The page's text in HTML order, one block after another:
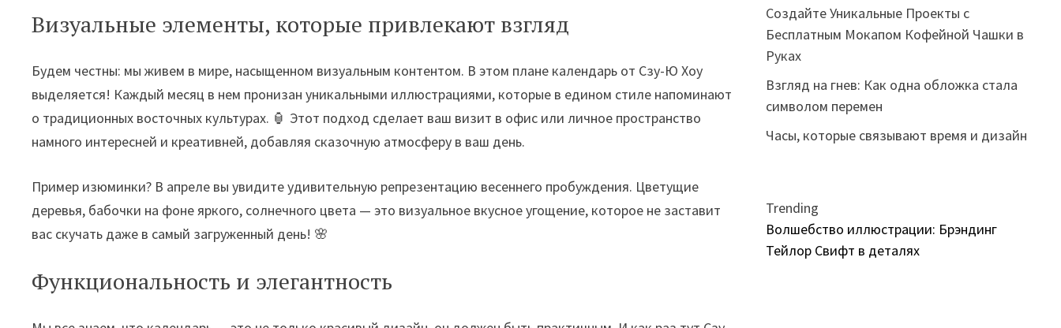
Визуальные элементы, которые привлекают взгляд
Будем честны: мы живем в мире, насыщенном визуальным контентом. В этом плане календарь от Сзу-Ю Хоу
выделяется! Каждый месяц в нем пронизан уникальными иллюстрациями, которые в едином стиле напоминают
о традиционных восточных культурах. 🏮 Этот подход сделает ваш визит в офис или личное пространство
намного интересней и креативней, добавляя сказочную атмосферу в ваш день.
Пример изюминки? В апреле вы увидите удивительную репрезентацию весеннего пробуждения. Цветущие
деревья, бабочки на фоне яркого, солнечного цвета — это визуальное вкусное угощение, которое не заставит
вас скучать даже в самый загруженный день! 🌸
Функциональность и элегантность
Создайте Уникальные Проекты с
Бесплатным Мокапом Кофейной Чашки в
Руках
Взгляд на гнев: Как одна обложка стала
символом перемен
Часы, которые связывают время и дизайн
Trending
Волшебство иллюстрации: Брэндинг
Тейлор Свифт в деталях